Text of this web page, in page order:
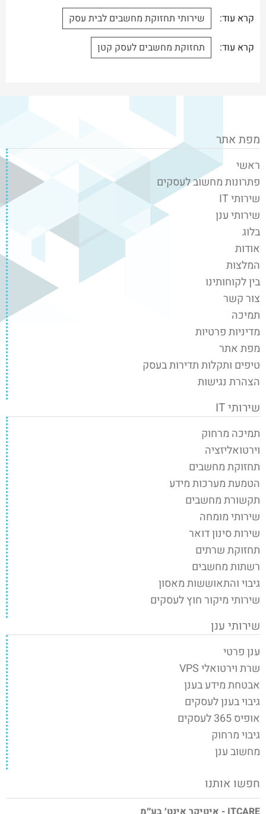
קרא עוד:
שירותי תחזוקת מחשבים לבית עסק
קרא עוד: תחזוקת מחשבים לעסק קטן
מפת אתר
ראשי
פתרונות מחשוב לעסקים
שירותי IT
שירותי ענן
בלוג
אודות
המלצות
בין לקוחותינו
צור קשר
תמיכה
מדיניות פרטיות
מפת אתר
טיפים ותקלות תדירות בעסק
הצהרת נגישות
שירותי IT
תמיכה מרחוק
וירטואליזציה
תחזוקת מחשבים
הטמעת מערכות מידע
תקשורת מחשבים
שירותי מומחה
שירות סינון דואר
תחזוקת שרתים
רשתות מחשבים
גיבוי והתאוששות מאסון
שירותי מיקור חוץ לעסקים
שירותי ענן
ענן פרטי
שרת וירטואלי VPS
אבטחת מידע בענן
גיבוי בענן לעסקים
אופיס 365 לעסקים
גיבוי מרחוק
מחשוב ענן
חפשו אותנו